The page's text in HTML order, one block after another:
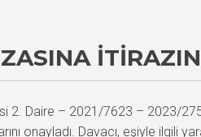
2. Daire – 2021/7623 – 2023/
onayladı. Davacı, eşiyle ilgili